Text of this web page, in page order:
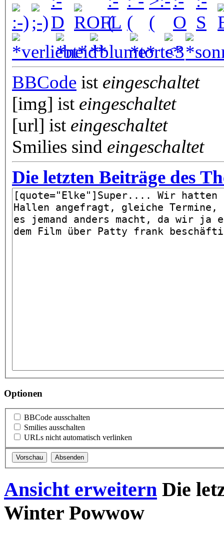
BBCode ist eingeschaltet
[img] ist eingeschaltet
[url] ist eingeschaltet
Smilies sind eingeschaltet
Die letzten Beiträge des
Optionen
BBCode ausschalten
Smilies ausschalten
URLs nicht automatisch verlinken
Ansicht erweitern Die
Winter Powwow